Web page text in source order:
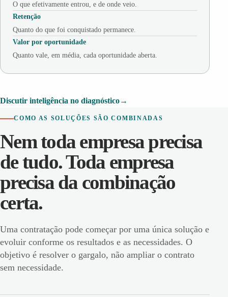
O que efetivamente entrou, e de onde veio.
Retenção
Quanto do que foi conquistado permanece.
Valor por oportunidade
Quanto vale, em média, cada oportunidade aberta.
Discutir inteligência no diagnóstico
COMO AS SOLUÇÕES SÃO COMBINADAS
Nem toda empresa precisa
de tudo. Toda empresa
precisa da combinação
certa.
Uma contratação pode começar por uma única solução e
evoluir conforme os resultados e as necessidades. O
objetivo é resolver o gargalo, não ampliar o contrato
sem necessidade.